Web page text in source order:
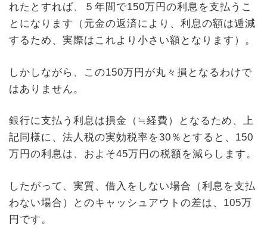
れたとすれば、５年間で150万円の利息を支払うこ
とになります（元金の返済により、利息の額は逓減
するため、実際はこれより小さい額となります）。
しかしながら、この150万円が丸々損となるわけで
はありません。
銀行に支払う利息は損金（≒経費）となるため、上
記同様に、法人税の実効税率を30％とすると、150
万円の利息は、およそ45万円の税額を減らします。
したがって、実質、借入をしない場合（利息を支払
わない場合）とのキャッシュアウトの差は、105万
円です。